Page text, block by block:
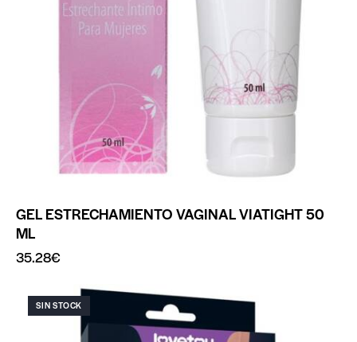
GEL ESTRECHAMIENTO VAGINAL VIATIGHT 50
ML
35.28€
SIN STOCK